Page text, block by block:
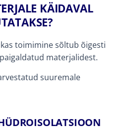
KÄIDAVAL
toimimine sõltub õigesti
materjalidest.
suuremale